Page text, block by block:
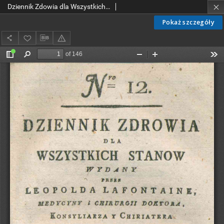
Pokaż szczegóły
Dziennik Zdowia dla Wszystkich Stanów. Nr 12, czerwiec, 1802